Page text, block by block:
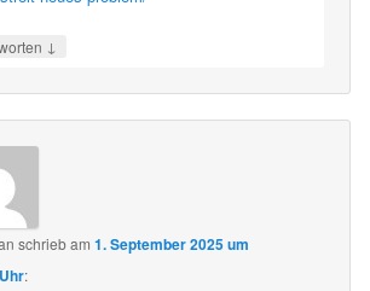
↓
schriebam1. September 2025 um
: